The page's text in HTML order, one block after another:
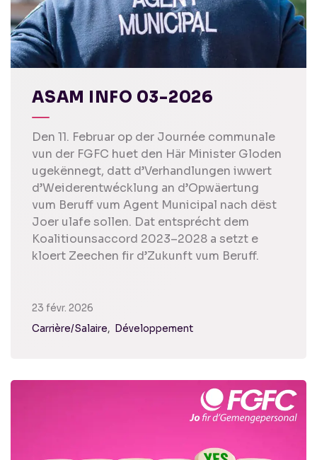
ASAM INFO 03-2026
Den 11. Februar op der Journée communale
vun der FGFC huet den Här Minister Gloden
ugekënnegt, datt d’Verhandlungen iwwert
d’Weiderentwécklung an d’Opwäertung
vum Beruff vum Agent Municipal nach dëst
Joer ulafe sollen. Dat entsprécht dem
Koalitiounsaccord 2023–2028 a setzt e
kloert Zeechen fir d’Zukunft vum Beruff.
23 févr. 2026
Carrière/Salaire
Développement